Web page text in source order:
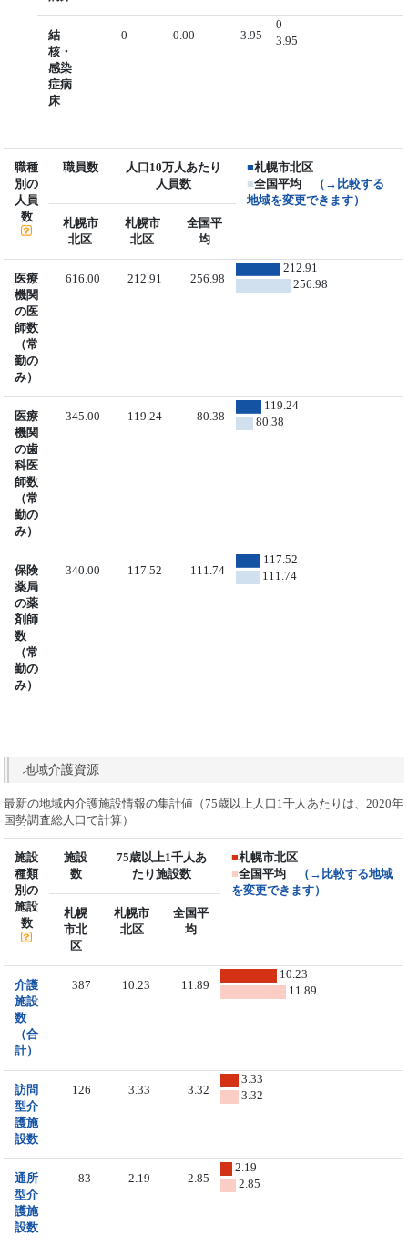
結
核・
感染
症病
床
0 0.00 3.95
0
3.95
職種
別の
人員
数
職員数
人口10万人あたり
人員数
■札幌市北区
■全国平均
（→比較する
地域を変更できます）
札幌市
北区
札幌市
北区
全国平
均
医療
機関
の医
師数
（常
勤の
み）
616.00 212.91 256.98
212.91
256.98
医療
機関
の歯
科医
師数
（常
勤の
み）
345.00 119.24 80.38
119.24
80.38
保険
薬局
の薬
剤師
数
（常
勤の
み）
340.00 117.52 111.74
117.52
111.74
地域介護資源
最新の地域内介護施設情報の集計値（75歳以上人口1千人あたりは、2020年
国勢調査総人口で計算）
施設
種類
別の
施設
数
施設
数
75歳以上1千人あ
たり施設数
■札幌市北区
■全国平均
（→比較する地域
を変更できます）
札幌
市北
区
札幌市
北区
全国平
均
介護
施設
数
（合
計）
387 10.23 11.89
10.23
11.89
訪問
型介
護施
設数
126 3.33 3.32
3.33
3.32
通所
型介
護施
設数
83 2.19 2.85
2.19
2.85